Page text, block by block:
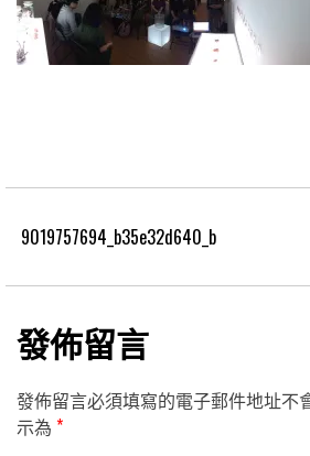
9019757694_b35e32d640_b
發佈留言
發佈留言必須填寫的電子郵件地址不
示為 *